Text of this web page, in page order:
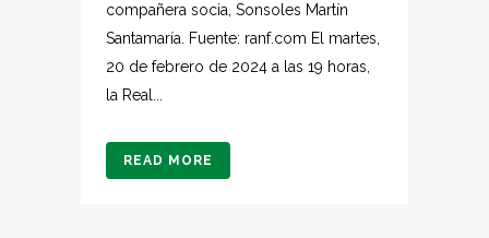
compañera socia, Sonsoles Martín
Santamaría. Fuente: ranf.com El martes,
20 de febrero de 2024 a las 19 horas,
la Real...
READ MORE